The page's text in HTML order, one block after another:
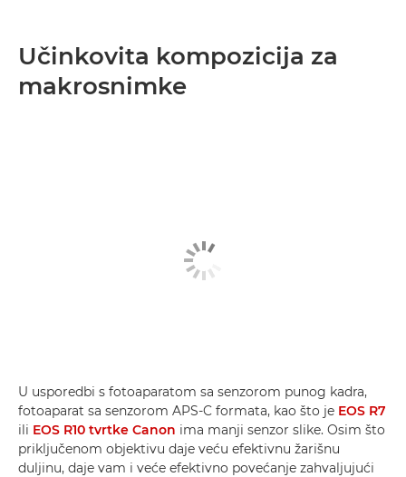
Učinkovita kompozicija za
makrosnimke
U usporedbi s fotoaparatom sa senzorom punog kadra,
fotoaparat sa senzorom APS-C formata, kao što je EOS R7
ili EOS R10 tvrtke Canon ima manji senzor slike. Osim što
priključenom objektivu daje veću efektivnu žarišnu
duljinu, daje vam i veće efektivno povećanje zahvaljujući